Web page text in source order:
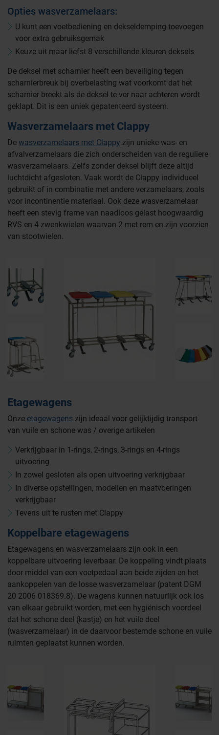
Opties wasverzamelaars:
U kunt een voetbediening en dekseldemping toevoegen
voor extra gebruiksgemak
Keuze uit maar liefst 8 verschillende kleuren deksels
De deksel met scharnier heeft een beveiliging tegen
scharnierbreuk bij overbelasting wat voorkomt dat het
scharnier breekt als de deksel te ver naar achteren wordt
geklapt. Dit is een uniek gepatenteerd systeem.
Wasverzamelaars met Clappy
De wasverzamelaars met Clappy zijn unieke was- en
afvalverzamelaars die zich onderscheiden van de reguliere
wasverzamelaars. Zelfs zonder deksel blijft deze altijd
luchtdicht afgesloten. Vaak wordt de Clappy individueel
gebruikt of in combinatie met andere verzamelaars, zoals
voor incontinentie materiaal. Ook deze wasverzamelaar
heeft een stevig frame van naadloos gelast hoogwaardig
RVS en 4 zwenkwielen waarvan 2 met rem en zijn voorzien
van stootwielen.
Etagewagens
Onze etagewagens zijn ideaal voor gelijktijdig transport
van vuile en schone was / overige artikelen
Verkrijgbaar in 1-rings, 2-rings, 3-rings en 4-rings
uitvoering
In zowel gesloten als open uitvoering verkrijgbaar
In diverse opstellingen, modellen en maatvoeringen
verkrijgbaar
Tevens uit te rusten met Clappy
Koppelbare etagewagens
Etagewagens en wasverzamelaars zijn ook in een
koppelbare uitvoering leverbaar. De koppeling vindt plaats
door middel van een voetpedaal aan beide zijden en het
aankoppelen van de losse wasverzamelaar (patent DGM
20 2006 018369.8). De wagens kunnen natuurlijk ook los
van elkaar gebruikt worden, met een hygiënisch voordeel
dat het schone deel (kastje) en het vuile deel
(wasverzamelaar) in de daarvoor bestemde schone en vuile
ruimten geplaatst kunnen worden.